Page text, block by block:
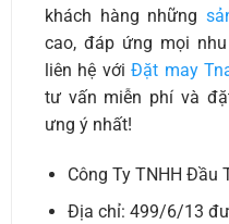
khách hàng những
cao, đáp ứng mọi
liên hệ vớiĐặt may
tư vấn miễn phí và
ưng ý nhất!
Công Ty TNHH Đầu
Địa chỉ: 499/6/13